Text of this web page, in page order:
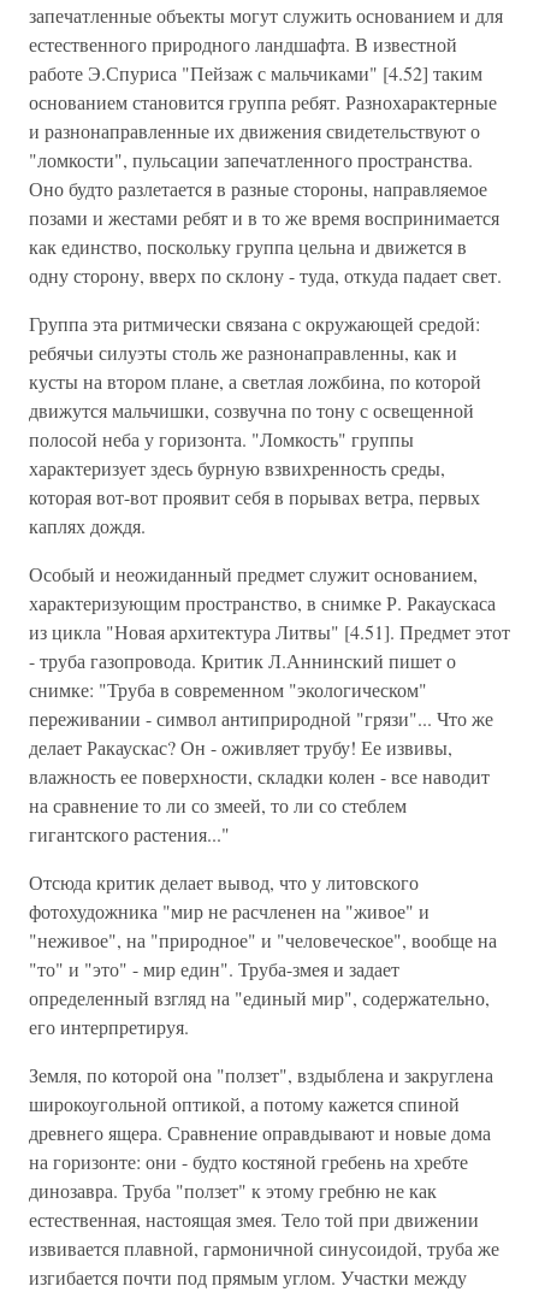
запечатленные объекты могут служить основанием и для
естественного природного ландшафта. В известной
работе Э.Спуриса "Пейзаж с мальчиками" [4.52] таким
основанием становится группа ребят. Разнохарактерные
и разнонаправленные их движения свидетельствуют о
"ломкости", пульсации запечатленного пространства.
Оно будто разлетается в разные стороны, направляемое
позами и жестами ребят и в то же время воспринимается
как единство, поскольку группа цельна и движется в
одну сторону, вверх по склону - туда, откуда падает свет.
Группа эта ритмически связана с окружающей средой:
ребячьи силуэты столь же разнонаправленны, как и
кусты на втором плане, а светлая ложбина, по которой
движутся мальчишки, созвучна по тону с освещенной
полосой неба у горизонта. "Ломкость" группы
характеризует здесь бурную взвихренность среды,
которая вот-вот проявит себя в порывах ветра, первых
каплях дождя.
Особый и неожиданный предмет служит основанием,
характеризующим пространство, в снимке Р. Ракаускаса
из цикла "Новая архитектура Литвы" [4.51]. Предмет этот
- труба газопровода. Критик Л.Аннинский пишет о
снимке: "Труба в современном "экологическом"
переживании - символ антиприродной "грязи"... Что же
делает Ракаускас? Он - оживляет трубу! Ее извивы,
влажность ее поверхности, складки колен - все наводит
на сравнение то ли со змеей, то ли со стеблем
гигантского растения..."
Отсюда критик делает вывод, что у литовского
фотохудожника "мир не расчленен на "живое" и
"неживое", на "природное" и "человеческое", вообще на
"то" и "это" - мир един". Труба-змея и задает
определенный взгляд на "единый мир", содержательно,
его интерпретируя.
Земля, по которой она "ползет", вздыблена и закруглена
широкоугольной оптикой, а потому кажется спиной
древнего ящера. Сравнение оправдывают и новые дома
на горизонте: они - будто костяной гребень на хребте
динозавра. Труба "ползет" к этому гребню не как
естественная, настоящая змея. Тело той при движении
извивается плавной, гармоничной синусоидой, труба же
изгибается почти под прямым углом. Участки между